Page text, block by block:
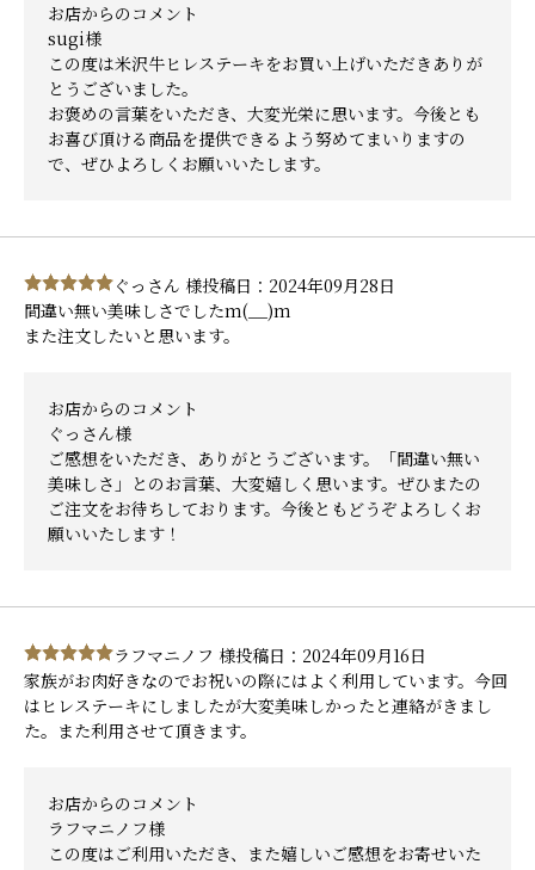
お店からのコメント
sugi様
この度は米沢牛ヒレステーキをお買い上げいただきありが
とうございました。
お褒めの言葉をいただき、大変光栄に思います。今後とも
お喜び頂ける商品を提供できるよう努めてまいりますの
で、ぜひよろしくお願いいたします。
ぐっさん 様投稿日：2024年09月28日
間違い無い美味しさでしたm(__)m
また注文したいと思います。
お店からのコメント
ぐっさん様
ご感想をいただき、ありがとうございます。「間違い無い
美味しさ」とのお言葉、大変嬉しく思います。ぜひまたの
ご注文をお待ちしております。今後ともどうぞよろしくお
願いいたします！
ラフマニノフ 様投稿日：2024年09月16日
家族がお肉好きなのでお祝いの際にはよく利用しています。今回
はヒレステーキにしましたが大変美味しかったと連絡がきまし
た。また利用させて頂きます。
お店からのコメント
ラフマニノフ様
この度はご利用いただき、また嬉しいご感想をお寄せいた